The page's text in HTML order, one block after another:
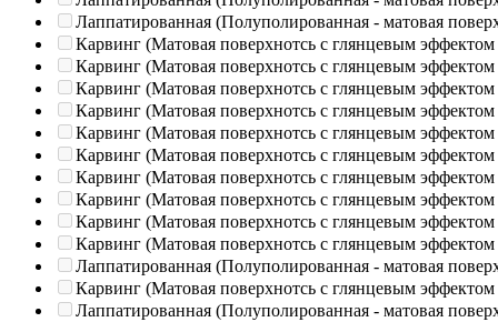
Лаппатированная (Полуполированная - матовая
Карвинг (Матовая поверхнотсь с глянцевым эффектом
Карвинг (Матовая поверхнотсь с глянцевым эффектом
Карвинг (Матовая поверхнотсь с глянцевым эффектом
Карвинг (Матовая поверхнотсь с глянцевым эффектом
Карвинг (Матовая поверхнотсь с глянцевым эффектом
Карвинг (Матовая поверхнотсь с глянцевым эффектом
Карвинг (Матовая поверхнотсь с глянцевым эффектом
Карвинг (Матовая поверхнотсь с глянцевым эффектом
Карвинг (Матовая поверхнотсь с глянцевым эффектом
Карвинг (Матовая поверхнотсь с глянцевым эффектом
Лаппатированная (Полуполированная - матовая
Карвинг (Матовая поверхнотсь с глянцевым эффектом
Лаппатированная (Полуполированная - матовая